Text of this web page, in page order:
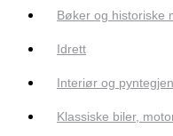
Bøker og historiske
Idrett
Interiør og
Klassiske biler,